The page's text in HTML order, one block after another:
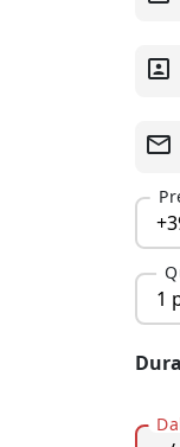
portrait
mail_outline